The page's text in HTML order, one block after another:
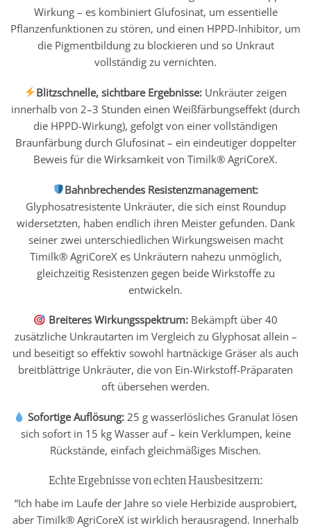
Wirkung – es kombiniert Glufosinat, um essentielle
Pflanzenfunktionen zu stören, und einen HPPD-Inhibitor, um
die Pigmentbildung zu blockieren und so Unkraut
vollständig zu vernichten.
Blitzschnelle, sichtbare Ergebnisse: Unkräuter zeigen
innerhalb von 2–3 Stunden einen Weißfärbungseffekt (durch
die HPPD-Wirkung), gefolgt von einer vollständigen
Braunfärbung durch Glufosinat – ein eindeutiger doppelter
Beweis für die Wirksamkeit von Timilk® AgriCoreX.
Bahnbrechendes Resistenzmanagement:
Glyphosatresistente Unkräuter, die sich einst Roundup
widersetzten, haben endlich ihren Meister gefunden. Dank
seiner zwei unterschiedlichen Wirkungsweisen macht
Timilk® AgriCoreX es Unkräutern nahezu unmöglich,
gleichzeitig Resistenzen gegen beide Wirkstoffe zu
entwickeln.
Breiteres Wirkungsspektrum: Bekämpft über 40
zusätzliche Unkrautarten im Vergleich zu Glyphosat allein –
und beseitigt so effektiv sowohl hartnäckige Gräser als auch
breitblättrige Unkräuter, die von Ein-Wirkstoff-Präparaten
oft übersehen werden.
Sofortige Auflösung: 25 g wasserlösliches Granulat lösen
sich sofort in 15 kg Wasser auf – kein Verklumpen, keine
Rückstände, einfach gleichmäßiges Mischen.
Echte Ergebnisse von echten Hausbesitzern:
“Ich habe im Laufe der Jahre so viele Herbizide ausprobiert,
aber Timilk® AgriCoreX ist wirklich herausragend. Innerhalb